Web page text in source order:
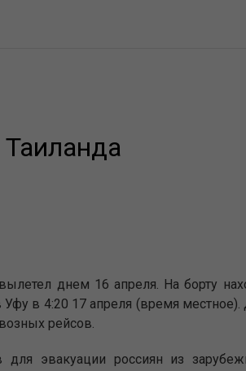
днем 16 апреля. На борту
в 4:20 17 апреля (время
рейсов.
для эвакуации россиян из